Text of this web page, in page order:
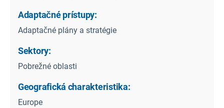
Adaptačné prístupy:
Adaptačné plány a stratégie
Sektory:
Pobrežné oblasti
Geografická charakteristika:
Europe